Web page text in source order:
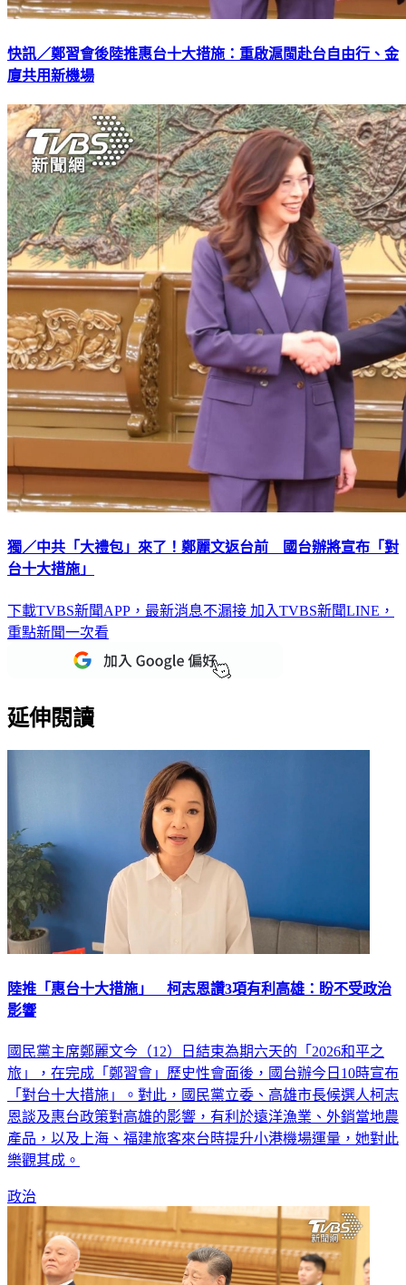
快訊／鄭習會後陸推惠台十大措施：重啟滬閩赴台自由行、金
廈共用新機場
獨／中共「大禮包」來了！鄭麗文返台前 國台辦將宣布「對
台十大措施」
下載TVBS新聞APP，最新消息不漏接 加入TVBS新聞LINE，
重點新聞一次看
延伸閱讀
陸推「惠台十大措施」 柯志恩讚3項有利高雄：盼不受政治
影響
國民黨主席鄭麗文今（12）日結束為期六天的「2026和平之
旅」，在完成「鄭習會」歷史性會面後，國台辦今日10時宣布
「對台十大措施」。對此，國民黨立委、高雄市長候選人柯志
恩談及惠台政策對高雄的影響，有利於遠洋漁業、外銷當地農
產品，以及上海、福建旅客來台時提升小港機場運量，她對此
樂觀其成。
政治